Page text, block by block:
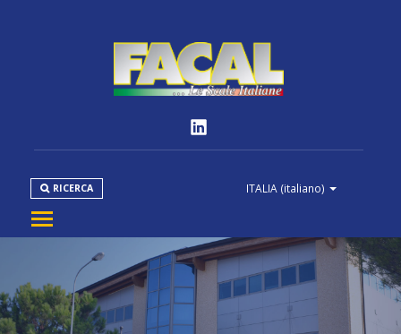
ITALIA (italiano)
RICERCA
PRODOTTI
NORMATIVE